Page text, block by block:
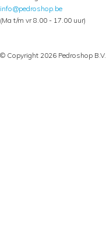
info@pedroshop.be
(Ma t/m vr 8.00 - 17.00 uur)
© Copyright 2026 Pedroshop B.V.